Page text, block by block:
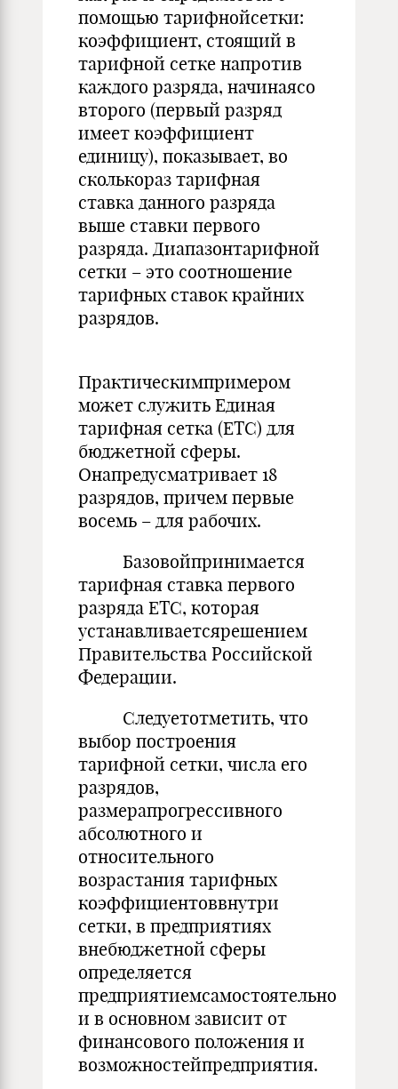
помощью тарифнойсетки:
коэффициент, стоящий в
тарифной сетке напротив
каждого разряда, начинаясо
второго (первый разряд
имеет коэффициент
единицу), показывает, во
сколькораз тарифная
ставка данного разряда
выше ставки первого
разряда. Диапазонтарифной
сетки – это соотношение
тарифных ставок крайних
разрядов.
Практическимпримером
может служить Единая
тарифная сетка (ЕТС) для
бюджетной сферы.
Онапредусматривает 18
разрядов, причем первые
восемь – для рабочих.
Базовойпринимается
тарифная ставка первого
разряда ЕТС, которая
устанавливаетсярешением
Правительства Российской
Федерации.
Следуетотметить, что
выбор построения
тарифной сетки, числа его
разрядов,
размерапрогрессивного
абсолютного и
относительного
возрастания тарифных
коэффициентоввнутри
сетки, в предприятиях
внебюджетной сферы
определяется
предприятиемсамостоятельно
и в основном зависит от
финансового положения и
возможностейпредприятия.